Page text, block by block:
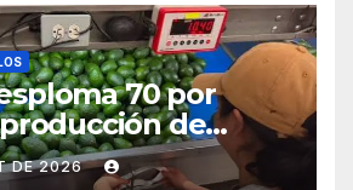
70 por
de
en Candelaria
DE 2026